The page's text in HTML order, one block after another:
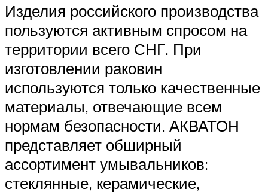
Изделия российского производства
пользуются активным спросом на
территории всего СНГ. При
изготовлении раковин
используются только качественные
материалы, отвечающие всем
нормам безопасности. АКВАТОН
представляет обширный
ассортимент умывальников:
стеклянные, керамические,